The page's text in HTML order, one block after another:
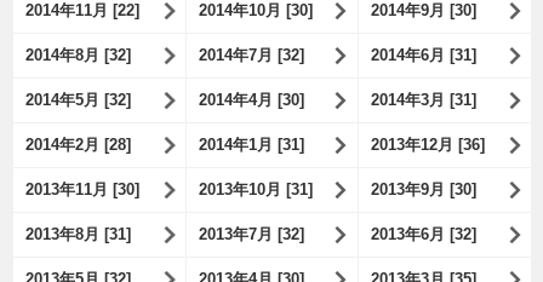
2014年11月 [22] 2014年10月 [30] 2014年9月 [30]
2014年8月 [32] 2014年7月 [32] 2014年6月 [31]
2014年5月 [32] 2014年4月 [30] 2014年3月 [31]
2014年2月 [28] 2014年1月 [31] 2013年12月 [36]
2013年11月 [30] 2013年10月 [31] 2013年9月 [30]
2013年8月 [31] 2013年7月 [32] 2013年6月 [32]